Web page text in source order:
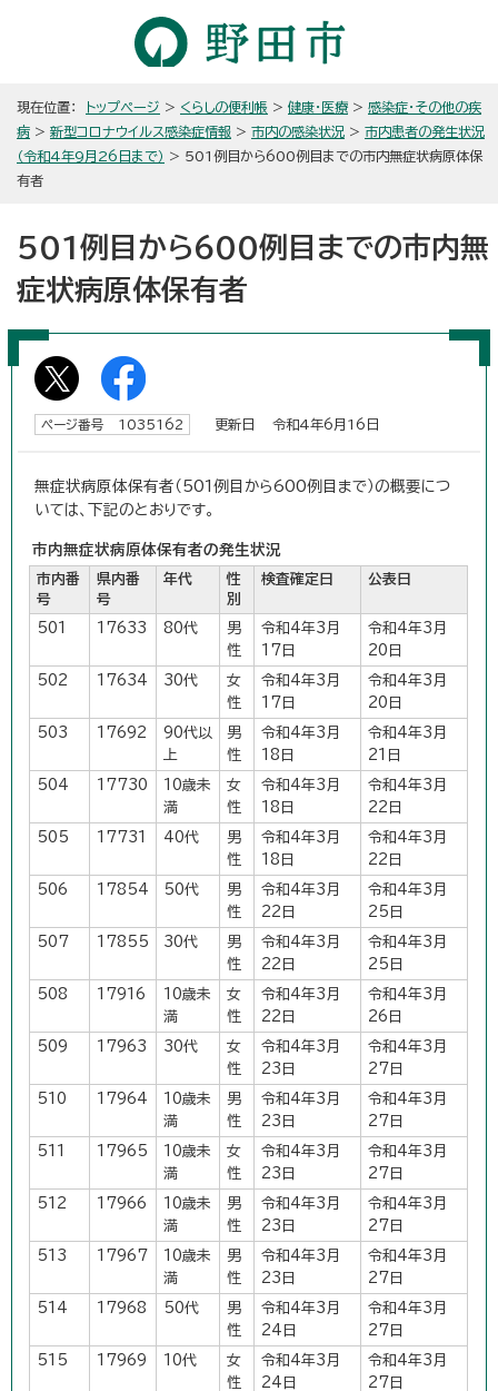
現在位置： トップページ > くらしの便利帳 > 健康・医療 > 感染症・その他の疾
病 > 新型コロナウイルス感染症情報 > 市内の感染状況 > 市内患者の発生状況
（令和4年9月26日まで） > 501例目から600例目までの市内無症状病原体保
有者
501例目から600例目までの市内無
症状病原体保有者
ページ番号 1035162 更新日 令和4年6月16日
無症状病原体保有者（501例目から600例目まで）の概要につ
いては、下記のとおりです。
市内無症状病原体保有者の発生状況
市内番
号
県内番
号
年代
性
別
検査確定日 公表日
501 17633 80代
男
性
令和4年3月
17日
令和4年3月
20日
502 17634 30代
女
性
令和4年3月
17日
令和4年3月
20日
503 17692
90代以
上
男
性
令和4年3月
18日
令和4年3月
21日
504 17730
10歳未
満
女
性
令和4年3月
18日
令和4年3月
22日
505 17731 40代
男
性
令和4年3月
18日
令和4年3月
22日
506 17854 50代
男
性
令和4年3月
22日
令和4年3月
25日
507 17855 30代
男
性
令和4年3月
22日
令和4年3月
25日
508 17916
10歳未
満
女
性
令和4年3月
22日
令和4年3月
26日
509 17963 30代
女
性
令和4年3月
23日
令和4年3月
27日
510 17964
10歳未
満
男
性
令和4年3月
23日
令和4年3月
27日
511 17965
10歳未
満
女
性
令和4年3月
23日
令和4年3月
27日
512 17966
10歳未
満
男
性
令和4年3月
23日
令和4年3月
27日
513 17967
10歳未
満
男
性
令和4年3月
23日
令和4年3月
27日
514 17968 50代
男
性
令和4年3月
24日
令和4年3月
27日
515 17969 10代
女
性
令和4年3月
24日
令和4年3月
27日